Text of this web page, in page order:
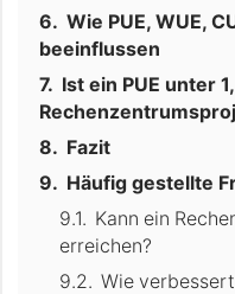
Wie PUE, WUE,
beeinflussen
Ist ein PUE unter
Fazit
Häufig gestellte
Kann ein
erreichen?
Wie